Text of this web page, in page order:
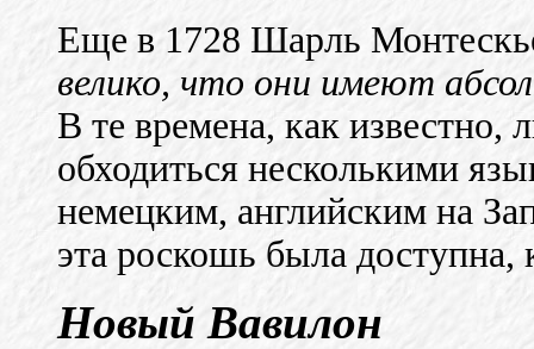
Еще в 1728 Шарль
велико, что они имеют
В те времена, как известно,
обходиться несколькими
немецким, английским на
эта роскошь была доступна,
Новый Вавилон